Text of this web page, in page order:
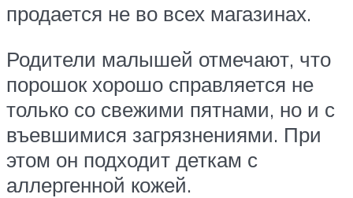
продается не во всех магазинах.
Родители малышей отмечают, что
порошок хорошо справляется не
только со свежими пятнами, но и с
въевшимися загрязнениями. При
этом он подходит деткам с
аллергенной кожей.